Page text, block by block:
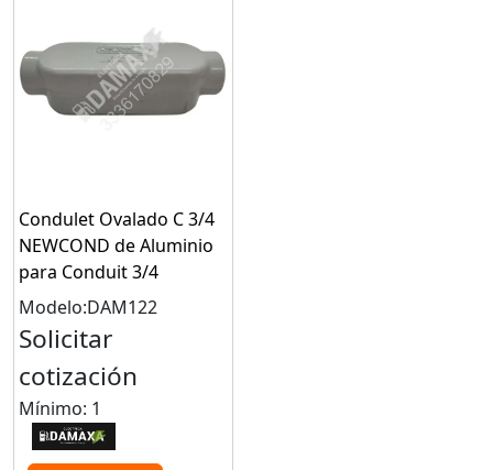
Condulet Ovalado C 3/4
NEWCOND de Aluminio
para Conduit 3/4
Modelo:DAM122
Solicitar
cotización
Mínimo: 1